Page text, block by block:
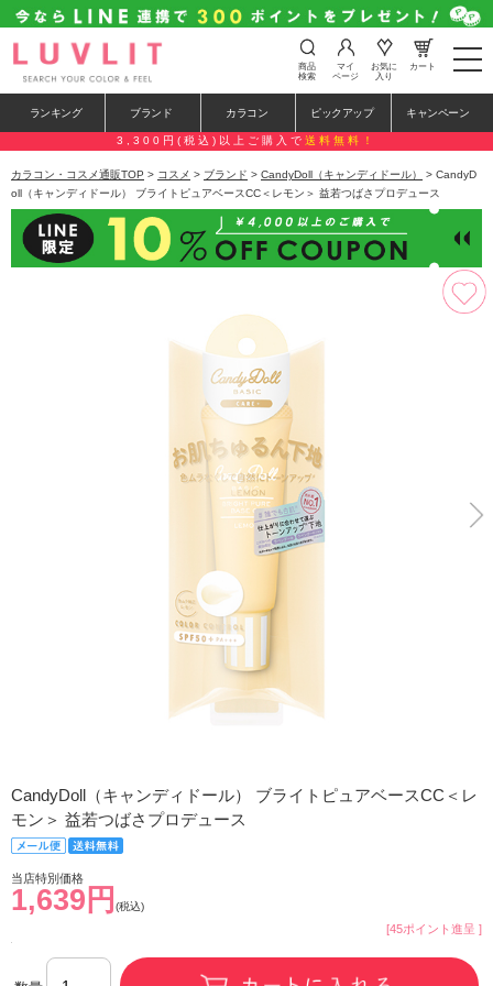
t
o
e
n
a
a
i
o
n
商品
検索
マイ
ページ
お気に
入り
カート
ランキング ブランド カラコン ピックアップ キャンペーン
3,300円(税込)以上ご購入で 送料無料！
カラコン・コスメ通販TOP > コスメ > ブランド > CandyDoll（キャンディドール）
> CandyD
oll（キャンディドール） ブライトピュアベースCC＜レモン＞ 益若つばさプロデュース
CandyDoll（キャンディドール） ブライトピュアベースCC＜レ
モン＞ 益若つばさプロデュース
当店特別価格
1,639円 (税込)
[45ポイント進呈 ]